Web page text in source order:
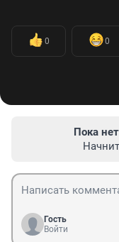
0 0
Пока
Гость
Войти